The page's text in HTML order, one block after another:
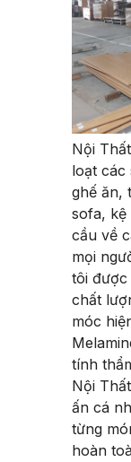
Nội
loạt các
ghế ăn,
sofa,
cầu về
mọi
tôi được
chất
móc
tính
Nội
ấn cá
từng
hoàn